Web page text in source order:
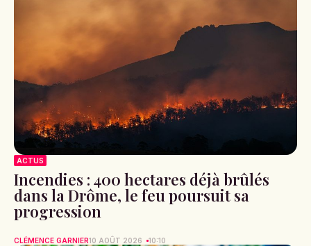
ACTUS
Incendies : 400 hectares déjà brûlés
dans la Drôme, le feu poursuit sa
progression
CLÉMENCE GARNIER10 AOÛT 2026 10:10